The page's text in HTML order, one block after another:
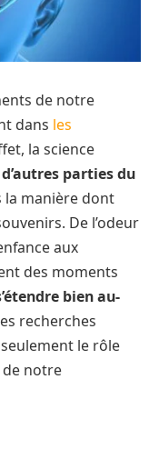
de notre
dans les
la science
d’autres parties du
la manière dont
De l’odeur
aux
des moments
bien au-
recherches
le rôle
de notre